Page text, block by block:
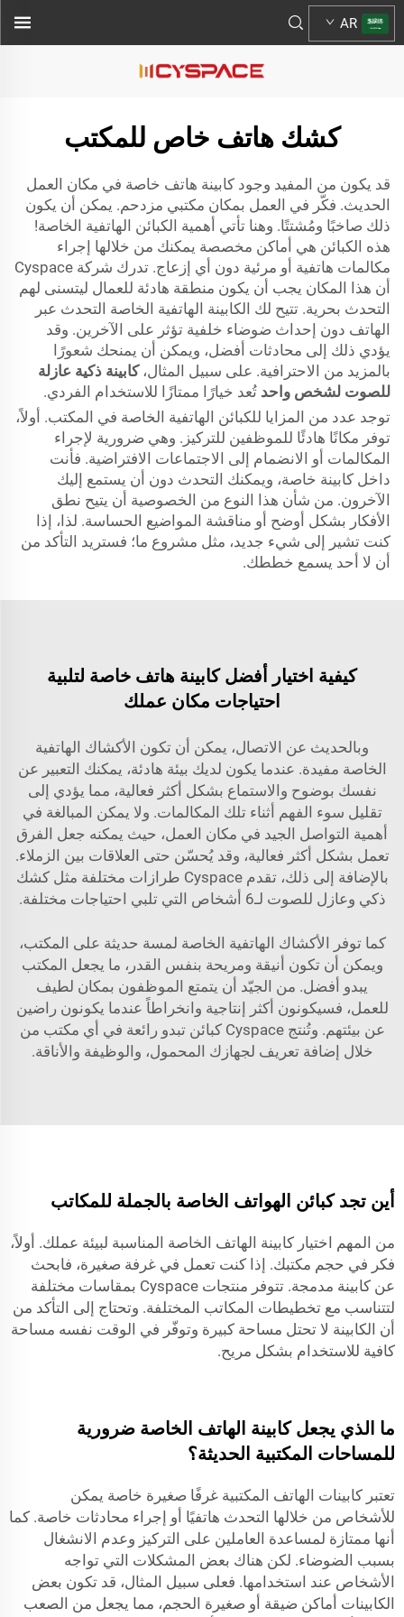
AR
كشك هاتف خاص للمكتب
قد يكون من المفيد وجود كابينة هاتف خاصة في مكان العمل
الحديث. فكّر في العمل بمكان مكتبي مزدحم. يمكن أن يكون
ذلك صاخبًا ومُشتتًا. وهنا تأتي أهمية الكبائن الهاتفية الخاصة!
هذه الكبائن هي أماكن مخصصة يمكنك من خلالها إجراء
مكالمات هاتفية أو مرئية دون أي إزعاج. تدرك شركة Cyspace
أن هذا المكان يجب أن يكون منطقة هادئة للعمال ليتسنى لهم
التحدث بحرية. تتيح لك الكابينة الهاتفية الخاصة التحدث عبر
الهاتف دون إحداث ضوضاء خلفية تؤثر على الآخرين. وقد
يؤدي ذلك إلى محادثات أفضل، ويمكن أن يمنحك شعورًا
بالمزيد من الاحترافية. على سبيل المثال،كابينة ذكية عازلة
للصوت لشخص واحد تُعد خيارًا ممتازًا للاستخدام الفردي.
توجد عدد من المزايا للكبائن الهاتفية الخاصة في المكتب. أولاً،
توفر مكانًا هادئًا للموظفين للتركيز. وهي ضرورية لإجراء
المكالمات أو الانضمام إلى الاجتماعات الافتراضية. فأنت
داخل كابينة خاصة، ويمكنك التحدث دون أن يستمع إليك
الآخرون. من شأن هذا النوع من الخصوصية أن يتيح نطق
الأفكار بشكل أوضح أو مناقشة المواضيع الحساسة. لذا، إذا
كنت تشير إلى شيء جديد، مثل مشروع ما؛ فستريد التأكد من
أن لا أحد يسمع خططك.
كيفية اختيار أفضل كابينة هاتف خاصة لتلبية
احتياجات مكان عملك
وبالحديث عن الاتصال، يمكن أن تكون الأكشاك الهاتفية
الخاصة مفيدة. عندما يكون لديك بيئة هادئة، يمكنك التعبير عن
نفسك بوضوح والاستماع بشكل أكثر فعالية، مما يؤدي إلى
تقليل سوء الفهم أثناء تلك المكالمات. ولا يمكن المبالغة في
أهمية التواصل الجيد في مكان العمل، حيث يمكنه جعل الفرق
تعمل بشكل أكثر فعالية، وقد يُحسّن حتى العلاقات بين الزملاء.
بالإضافة إلى ذلك، تقدم Cyspace طرازات مختلفة مثل
كشك
ذكي وعازل للصوت لـ6 أشخاص
التي تلبي احتياجات مختلفة.
كما توفر الأكشاك الهاتفية الخاصة لمسة حديثة على المكتب،
ويمكن أن تكون أنيقة ومريحة بنفس القدر، ما يجعل المكتب
يبدو أفضل. من الجيّد أن يتمتع الموظفون بمكان لطيف
للعمل، فسيكونون أكثر إنتاجية وانخراطاً عندما يكونون راضين
عن بيئتهم. وتُنتج Cyspace كبائن تبدو رائعة في أي مكتب من
خلال إضافة تعريف لجهازك المحمول، والوظيفة والأناقة.
أين تجد كبائن الهواتف الخاصة بالجملة للمكاتب
من المهم اختيار كابينة الهاتف الخاصة المناسبة لبيئة عملك. أولاً،
فكر في حجم مكتبك. إذا كنت تعمل في غرفة صغيرة، فابحث
عن كابينة مدمجة. تتوفر منتجات Cyspace بمقاسات مختلفة
لتتناسب مع تخطيطات المكاتب المختلفة. وتحتاج إلى التأكد من
أن الكابينة لا تحتل مساحة كبيرة وتوفّر في الوقت نفسه مساحة
كافية للاستخدام بشكل مريح.
ما الذي يجعل كابينة الهاتف الخاصة ضرورية
للمساحات المكتبية الحديثة؟
تعتبر كابينات الهاتف المكتبية غرفًا صغيرة خاصة يمكن
للأشخاص من خلالها التحدث هاتفيًا أو إجراء محادثات خاصة. كما
أنها ممتازة لمساعدة العاملين على التركيز وعدم الانشغال
بسبب الضوضاء. لكن هناك بعض المشكلات التي تواجه
الأشخاص عند استخدامها. فعلى سبيل المثال، قد تكون بعض
الكابينات أماكن ضيقة أو صغيرة الحجم، مما يجعل من الصعب